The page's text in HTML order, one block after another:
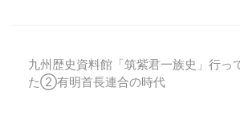
九州歴史資料館「筑紫君一族史」行っ
た②有明首長連合の時代